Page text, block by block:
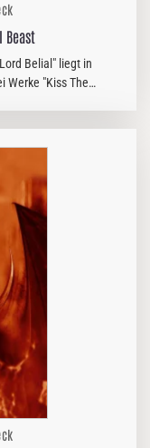
Beast
Belial" liegt in
Werke "Kiss The